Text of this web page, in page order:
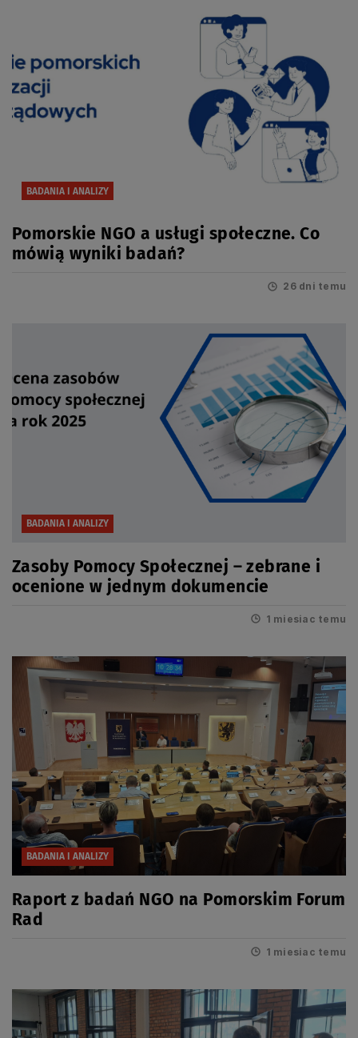
BADANIA I ANALIZY
Pomorskie NGO a usługi społeczne. Co
mówią wyniki badań?
26 dni temu
BADANIA I ANALIZY
Zasoby Pomocy Społecznej – zebrane i
ocenione w jednym dokumencie
1 miesiac temu
BADANIA I ANALIZY
Raport z badań NGO na Pomorskim Forum
Rad
1 miesiac temu